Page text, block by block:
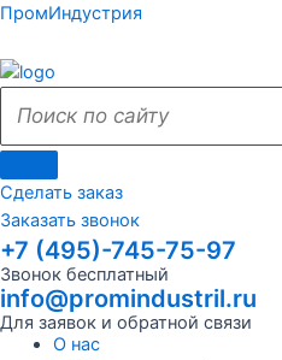
Перейти
содержимому
ПромИндустрия
Поиск
сайту
Поиск
Сделать заказ
Заказать звонок
+7 (495)-745-75-97
Звонок бесплатный
info@promindustril.ru
Для заявок и обратной связи
Меню
О нас
Поиск
сайту
Поиск
Меню